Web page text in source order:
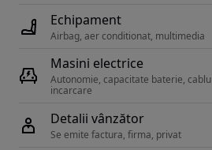
Echipament
Airbag, aer conditionat, multimedia
Masini electrice
Autonomie, capacitate baterie, cablu
Detalii vânzător
Se emite factura, firma, privat